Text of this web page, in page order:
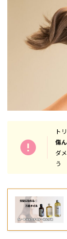
ト
傷
ダ
う